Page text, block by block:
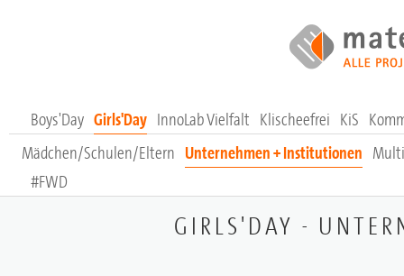
Boys'Day Girls'Day
Mädchen/Schulen/Eltern Unternehmen + Institutionen
InnoLab Vielfalt Klischeefrei KiS
#FWD
GIRLS'DAY -